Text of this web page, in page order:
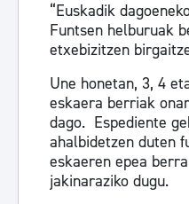
“Euskadik
Funtsen helburuak
etxebizitzen
Une honetan, 3, 4
eskaera berriak
dago. Espediente
ahalbidetzen duten
eskaeren epea
jakinaraziko dugu.